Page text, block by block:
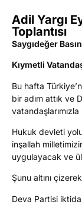
Adil Yargı
Toplantısı
Saygıdeğer
Kıymetli
Bu hafta
bir adım attık ve
vatandaşlarımızla
Hukuk devleti
inşallah
uygulayacak ve
Şunu altını
Deva Partisi